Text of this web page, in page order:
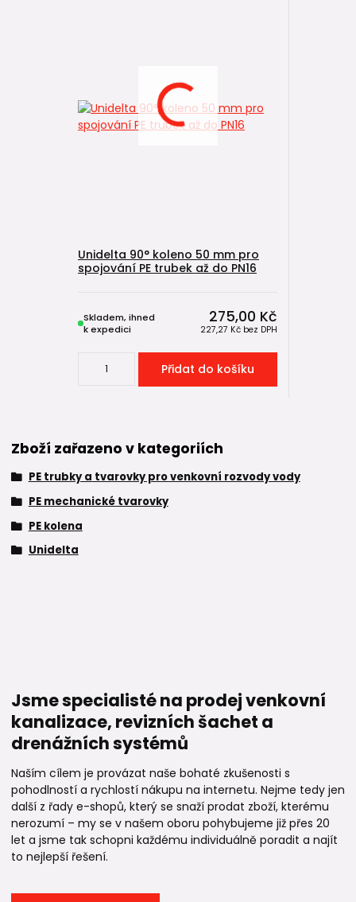
Unidelta 90° koleno 50 mm pro
spojování PE trubek až do PN16
275,00 Kč
227,27 Kč bez DPH
Skladem, ihned
k expedici
Přidat do košíku
Zboží zařazeno v kategoriích
PE trubky a tvarovky pro venkovní rozvody vody
PE mechanické tvarovky
PE kolena
Unidelta
Jsme specialisté na prodej venkovní
kanalizace, revizních šachet a
drenážních systémů
Naším cílem je provázat naše bohaté zkušenosti s
pohodlností a rychlostí nákupu na internetu. Nejme tedy jen
další z řady e-shopů, který se snaží prodat zboží, kterému
nerozumí – my se v našem oboru pohybujeme již přes 20
let a jsme tak schopni každému individuálně poradit a najít
to nejlepší řešení.